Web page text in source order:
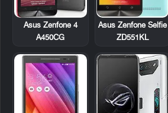
Asus Zenfone Selfie
ZD551KL
Asus Zenfone 4
A450CG